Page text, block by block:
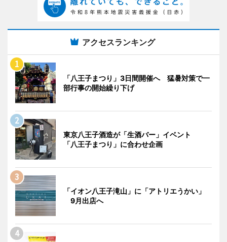
アクセスランキング
「八王子まつり」3日間開催へ 猛暑対策で一
部行事の開始繰り下げ
東京八王子酒造が「生酒バー」イベント
「八王子まつり」に合わせ企画
「イオン八王子滝山」に「アトリエうかい」
9月出店へ